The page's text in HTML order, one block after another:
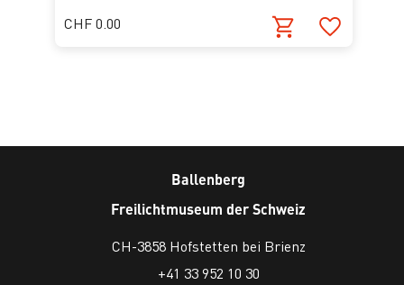
CHF 0.00
Ballenberg
Freilichtmuseum der Schweiz
CH-3858 Hofstetten bei Brienz
+41 33 952 10 30